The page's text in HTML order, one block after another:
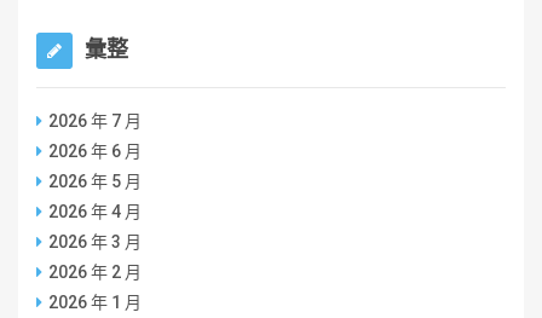
彙整
2026 年 7 月
2026 年 6 月
2026 年 5 月
2026 年 4 月
2026 年 3 月
2026 年 2 月
2026 年 1 月